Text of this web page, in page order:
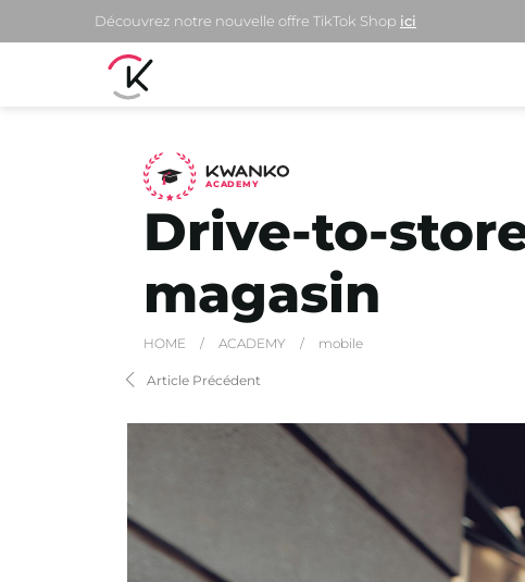
Découvrez notre nouvelle offre TikTok Shop ici
ACADEMY
Drive-to-
magasin
HOME / ACADEMY / mobile
Article Précédent